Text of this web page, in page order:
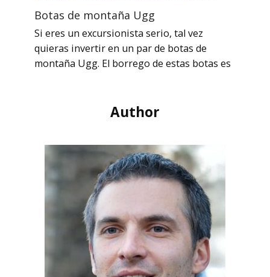
Botas de montaña Ugg
Si eres un excursionista serio, tal vez
quieras invertir en un par de botas de
montaña Ugg. El borrego de estas botas es
Author